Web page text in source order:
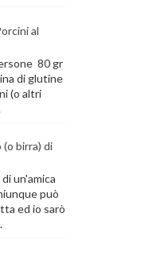
al
80 gr
di glutine
(o altri
birra) di
un'amica
può
ed io sarò